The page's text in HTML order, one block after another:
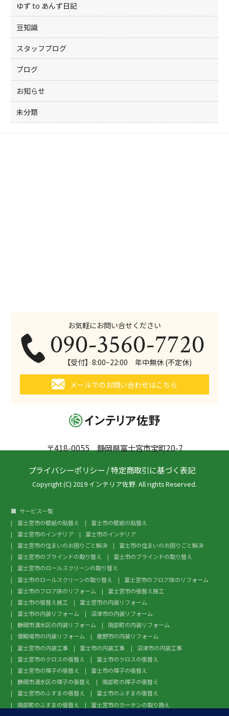
ゆず to あんず日記
豆知識
スタッフブログ
ブログ
お知らせ
未分類
〒418-0055 静岡県富士宮市宝町20-7
お気軽にお問い合せください
090-3560-7720
【受付】8:00~22:00 年中無休 (不定休)
メールでのお問い合わせはこちら
プライバシーポリシー /特定商取引に基づく表記
Copyright (C) 2019 インテリア佐野. All rights Reserved.
サービス一覧
富士宮市の壁紙の貼替え
富士市の壁紙の貼替え
富士宮市のインテリア
富士市のインテリア
富士宮市の住まいのお困りごと解決
富士市の住まいのお困りごと解決
富士宮市のブラインドの取り替え
富士市のブラインドの取り替え
富士宮市のロールスクリーンの取り替え
富士市のロールスクリーンの取り替え
富士宮市のフロア床のリフォーム
富士市のフロア床のリフォーム
富士宮市の張替え施工
富士市の張替え施工
富士宮市の内装リフォーム
富士市の内装リフォーム
沼津市の内装リフォーム
静岡市清水区の内装リフォーム
南部町の内装リフォーム
御殿場市の内装リフォーム
裾野市の内装リフォーム
富士宮市の内装工事
富士市の内装工事
沼津市の内装工事
富士宮市のクロスの張替え
富士市のクロスの張替え
富士宮市の障子の張替え
富士市の障子の張替え
静岡市清水区の障子の張替え
南部町の障子の張替え
富士宮市のふすまの張替え
富士市のふすまの張替え
南部町のふすまの張替え
富士宮市のカーテンの取り換え